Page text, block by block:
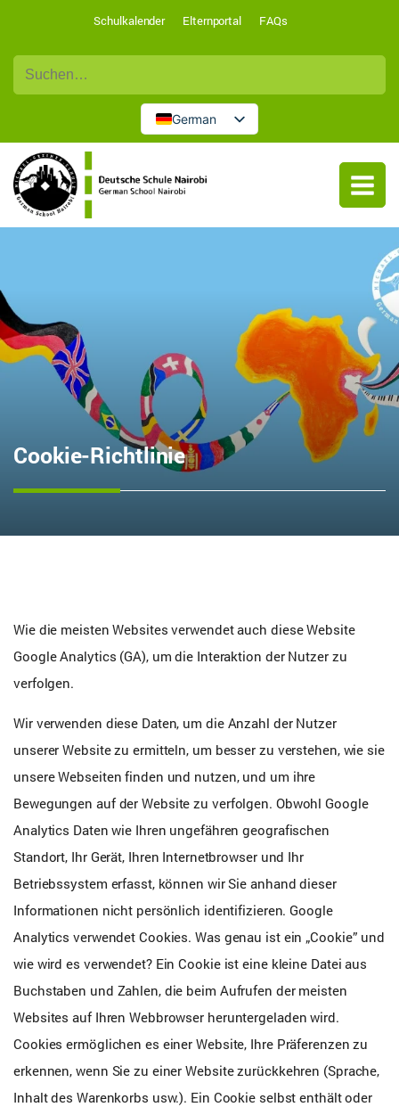
Schulkalender Elternportal FAQs
Suche
nach:
German
Cookie-Richtlinie
Wie die meisten Websites verwendet auch diese Website
Google Analytics (GA), um die Interaktion der Nutzer zu
verfolgen.
Wir verwenden diese Daten, um die Anzahl der Nutzer
unserer Website zu ermitteln, um besser zu verstehen, wie sie
unsere Webseiten finden und nutzen, und um ihre
Bewegungen auf der Website zu verfolgen. Obwohl Google
Analytics Daten wie Ihren ungefähren geografischen
Standort, Ihr Gerät, Ihren Internetbrowser und Ihr
Betriebssystem erfasst, können wir Sie anhand dieser
Informationen nicht persönlich identifizieren. Google
Analytics verwendet Cookies. Was genau ist ein „Cookie” und
wie wird es verwendet? Ein Cookie ist eine kleine Datei aus
Buchstaben und Zahlen, die beim Aufrufen der meisten
Websites auf Ihren Webbrowser heruntergeladen wird.
Cookies ermöglichen es einer Website, Ihre Präferenzen zu
erkennen, wenn Sie zu einer Website zurückkehren (Sprache,
Inhalt des Warenkorbs usw.). Ein Cookie selbst enthält oder